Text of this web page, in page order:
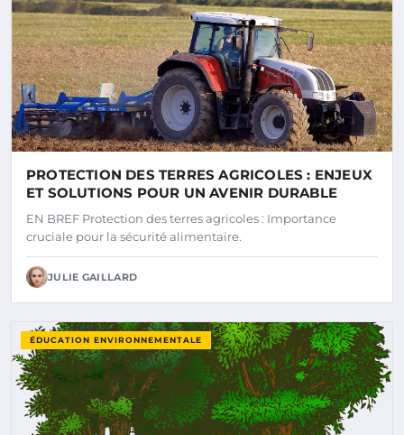
PROTECTION DES TERRES AGRICOLES : ENJEUX
ET SOLUTIONS POUR UN AVENIR DURABLE
EN BREF Protection des terres agricoles : Importance
cruciale pour la sécurité alimentaire.
JULIE GAILLARD
ÉDUCATION ENVIRONNEMENTALE